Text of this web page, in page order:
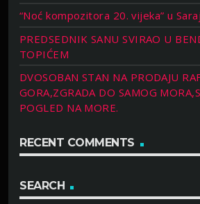
“Noć kompozitora 20. vijeka” u
PREDSEDNIK SANU SVIRAO U
TOPIĆEM
DVOSOBAN STAN NA PRODAJU
GORA,ZGRADA DO SAMOG
POGLED NA MORE.
RECENT COMMENTS
SEARCH